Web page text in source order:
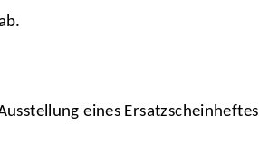
eines Ersatzscheinheftes